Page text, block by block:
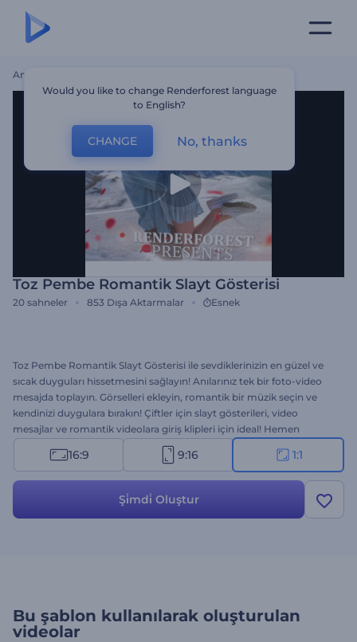
Ana Sayfa
Toz Pembe Romantik Slayt Gösterisi
20 sahneler 853 Dışa Aktarmalar Esnek
Toz Pembe Romantik Slayt Gösterisi ile sevdiklerinizin en güzel ve
sıcak duyguları hissetmesini sağlayın! Anılarınız tek bir foto-video
mesajda toplayın. Görselleri ekleyin, romantik bir müzik seçin ve
kendinizi duygulara bırakın! Çiftler için slayt gösterileri, video
mesajlar ve romantik videolara giriş klipleri için ideal! Hemen
ücretsiz olarak deneyin ve etrafa sevgi saçın!
16:9 9:16 1:1
Şi̇mdi̇ Oluştur
Bu şablon kullanılarak oluşturulan
videolar
Would you like to change Renderforest language
to English?
CHANGE No, thanks